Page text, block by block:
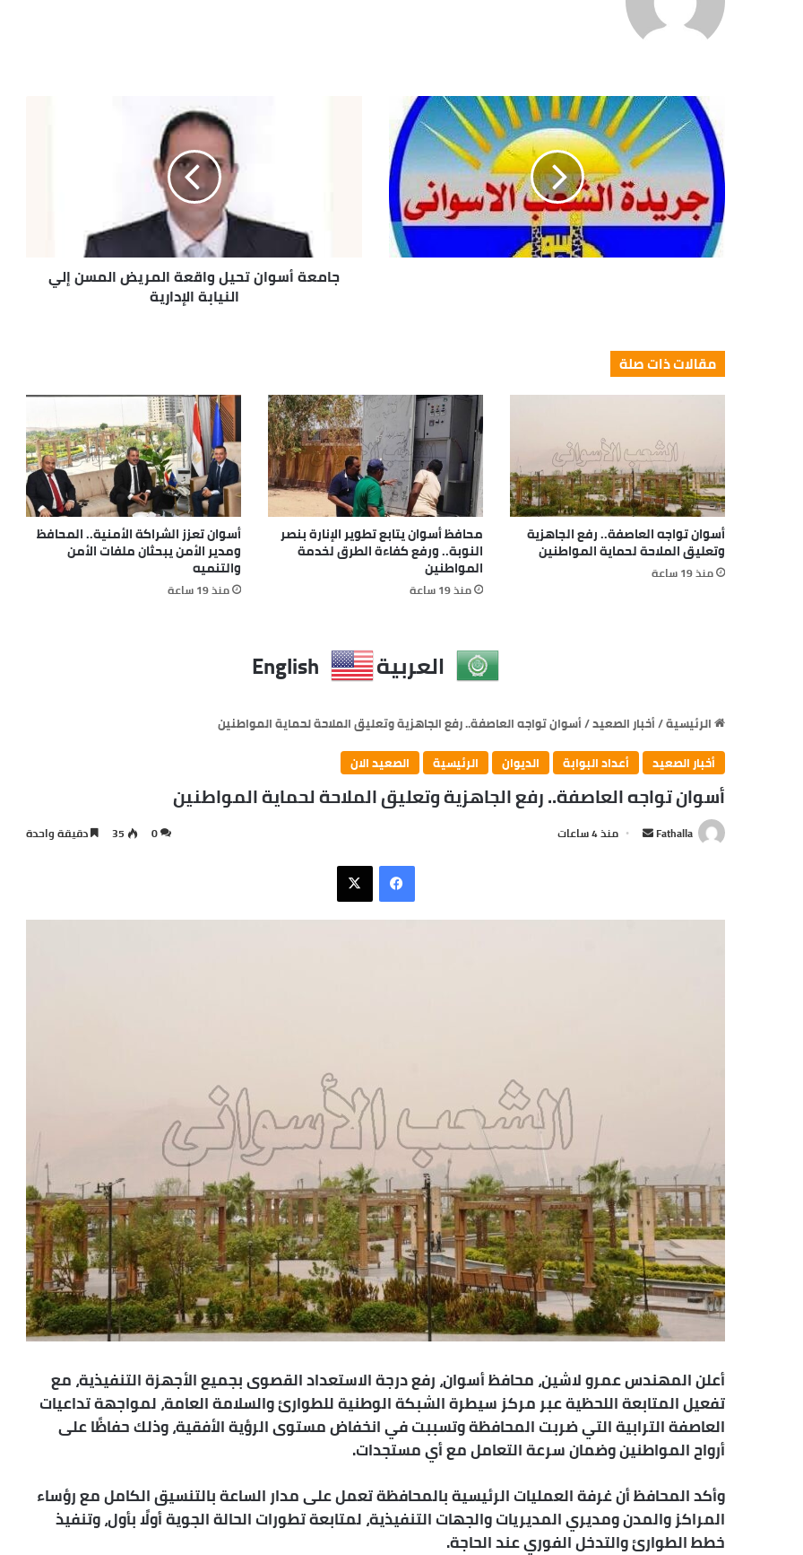
جامعة أسوان تحيل واقعة المريض المسن إلي
النيابة الإدارية
مقالات ذات صلة
أسوان تواجه العاصفة.. رفع الجاهزية
وتعليق الملاحة لحماية المواطنين
منذ 19 ساعة
محافظ أسوان يتابع تطوير الإنارة بنصر
النوبة.. ورفع كفاءة الطرق لخدمة
المواطنين
منذ 19 ساعة
أسوان تعزز الشراكة الأمنية.. المحافظ
ومدير الأمن يبحثان ملفات الأمن
والتنميه
منذ 19 ساعة